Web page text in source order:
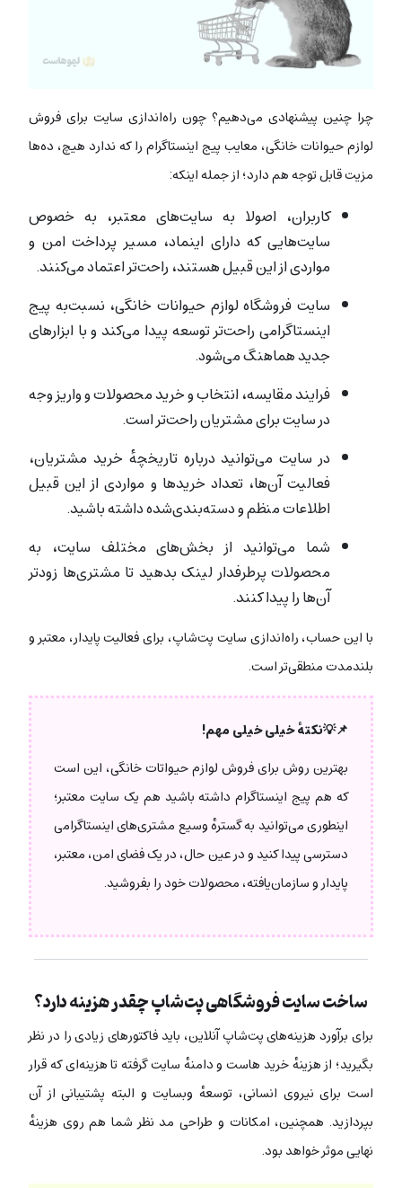
چرا چنین پیشنهادی می‌دهیم؟ چون راه‌اندازی سایت برای فروش
لوازم حیوانات خانگی، معایب پیج اینستاگرام را که ندارد هیچ، ده‌ها
مزیت قابل توجه هم دارد؛ از جمله اینکه:
کاربران، اصولا به سایت‌های معتبر، به خصوص
سایت‌هایی که دارای اینماد، مسیر پرداخت امن و
مواردی از این قبیل هستند، راحت‌تر اعتماد می‌کنند.
سایت فروشگاه لوازم حیوانات خانگی، نسبت‌به پیج
اینستاگرامی راحت‌تر توسعه پیدا می‌کند و با ابزارهای
جدید هماهنگ می‌شود.
فرایند مقایسه، انتخاب و خرید محصولات و واریز وجه
در سایت برای مشتریان راحت‌تر است.
در سایت می‌توانید درباره تاریخچهٔ خرید مشتریان،
فعالیت آن‌ها، تعداد خریدها و مواردی از این قبیل
اطلاعات منظم و دسته‌بندی‌شده داشته باشید.
شما می‌توانید از بخش‌های مختلف سایت، به
محصولات پرطرفدار لینک بدهید تا مشتری‌ها زودتر
آن‌ها را پیدا کنند.
با این حساب، راه‌اندازی سایت پت‌شاپ، برای فعالیت پایدار، معتبر و
بلندمدت منطقی‌تر است.
📌💡نکتهٔ خیلی خیلی مهم!
بهترین روش برای فروش لوازم حیواتات خانگی، این است
که هم پیج اینستاگرام داشته باشید هم یک سایت معتبر؛
اینطوری می‌توانید به گسترهٔ وسیع مشتری‌های اینستاگرامی
دسترسی پیدا کنید و در عین حال، در یک فضای امن، معتبر،
پایدار و سازمان‌یافته، محصولات خود را بفروشید.
ساخت سایت فروشگاهی پت‌شاپ چقدر هزینه دارد؟
برای برآورد هزینه‌های پت‌شاپ آنلاین، باید فاکتورهای زیادی را در نظر
بگیرید؛ از هزینهٔ خرید هاست و دامنهٔ سایت گرفته تا هزینه‌ای که قرار
است برای نیروی انسانی، توسعهٔ وبسایت و البته پشتیبانی از آن
بپردازید. همچنین، امکانات و طراحی مد نظر شما هم روی هزینهٔ
نهایی موثر خواهد بود.